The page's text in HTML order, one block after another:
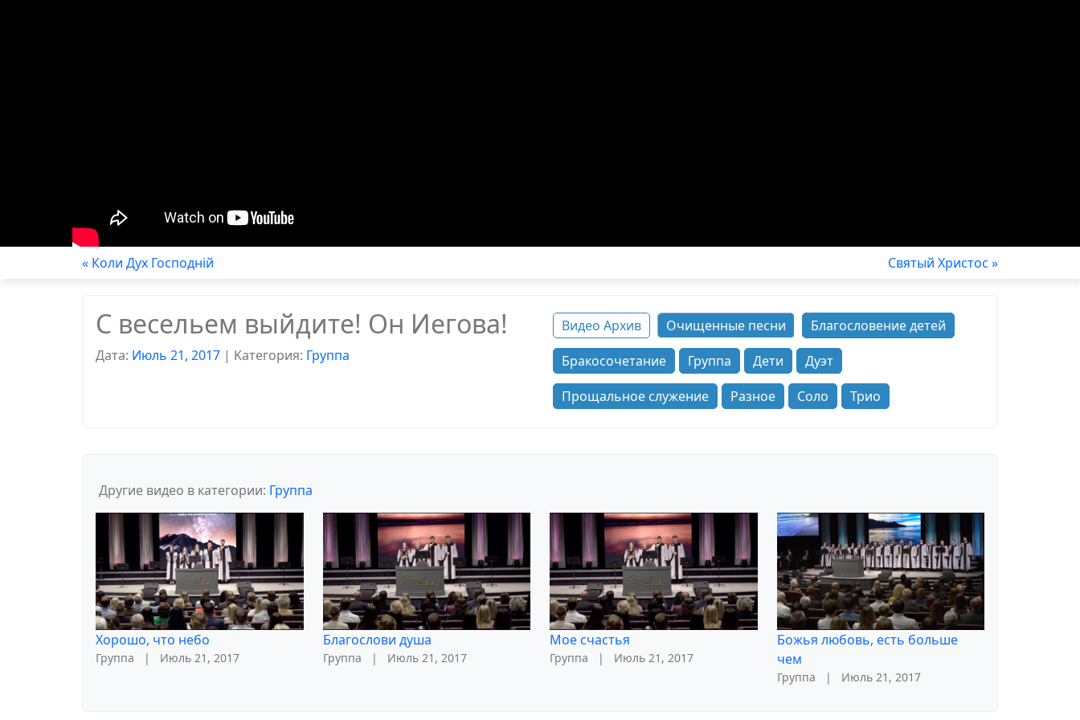
« Коли Дух Господнiй Святый Христос »
С весельем выйдите! Он Иегова!
Дата: Июль 21, 2017 | Kатегория: Группа
Видео Архив Очищенные песни
Благословение детей
Бракосочетание
Группа Дети
Дуэт
Прощальное служение
Разное Соло Трио
Другие видео в категории: Группа
Хорошо, что небо
Группа | Июль 21, 2017
Благослови душа
Группа | Июль 21, 2017
Мое счастья
Группа | Июль 21, 2017
Божья любовь, есть больше
чем
Группа | Июль 21, 2017